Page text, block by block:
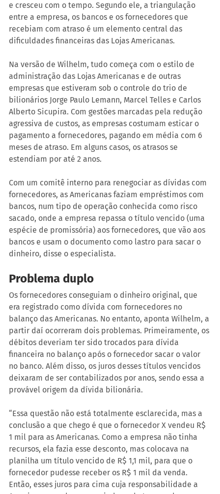
e cresceu com o tempo. Segundo ele, a triangulação
entre a empresa, os bancos e os fornecedores que
recebiam com atraso é um elemento central das
dificuldades financeiras das Lojas Americanas.
Na versão de Wilhelm, tudo começa com o estilo de
administração das Lojas Americanas e de outras
empresas que estiveram sob o controle do trio de
bilionários Jorge Paulo Lemann, Marcel Telles e Carlos
Alberto Sicupira. Com gestões marcadas pela redução
agressiva de custos, as empresas costumam esticar o
pagamento a fornecedores, pagando em média com 6
meses de atraso. Em alguns casos, os atrasos se
estendiam por até 2 anos.
Com um comitê interno para renegociar as dívidas com
fornecedores, as Americanas faziam empréstimos com
bancos, num tipo de operação conhecida como risco
sacado, onde a empresa repassa o título vencido (uma
espécie de promissória) aos fornecedores, que vão aos
bancos e usam o documento como lastro para sacar o
dinheiro, disse o especialista.
Problema duplo
Os fornecedores conseguiam o dinheiro original, que
era registrado como dívida com fornecedores no
balanço das Americanas. No entanto, aponta Wilhelm, a
partir daí ocorreram dois problemas. Primeiramente, os
débitos deveriam ter sido trocados para dívida
financeira no balanço após o fornecedor sacar o valor
no banco. Além disso, os juros desses títulos vencidos
deixaram de ser contabilizados por anos, sendo essa a
provável origem da dívida bilionária.
“Essa questão não está totalmente esclarecida, mas a
conclusão a que chego é que o fornecedor X vendeu R$
1 mil para as Americanas. Como a empresa não tinha
recursos, ela fazia esse desconto, mas colocava na
planilha um título vencido de R$ 1,1 mil, para que o
fornecedor pudesse receber os R$ 1 mil da venda.
Então, esses juros para cima cuja responsabilidade a